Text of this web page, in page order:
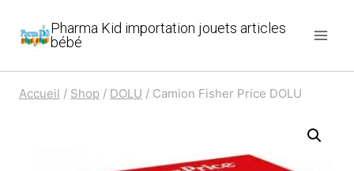
Pharma Kid importation jouets articles
bébé
Accueil / Shop / DOLU / Camion Fisher Price DOLU